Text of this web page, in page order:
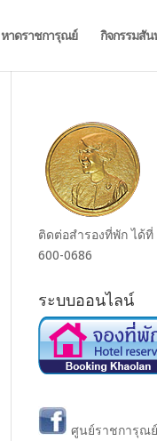
หาดราชการุณย์ กิจกรรมสัน
ติดต่อสำรองที่พัก ได้ที่
600-0686
ระบบออนไลน์
ศูนย์ราชการุณย์